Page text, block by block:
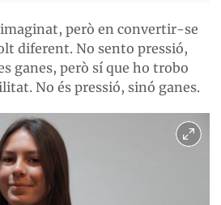
imaginat, però en convertir-se
diferent. No sento pressió,
ganes, però sí que ho trobo
No és pressió, sinó ganes.